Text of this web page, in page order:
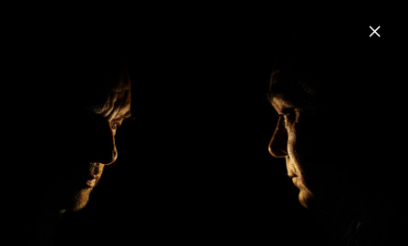
Menu
Roger Eno & Brian Eno
News Fotos
Mixing Colours